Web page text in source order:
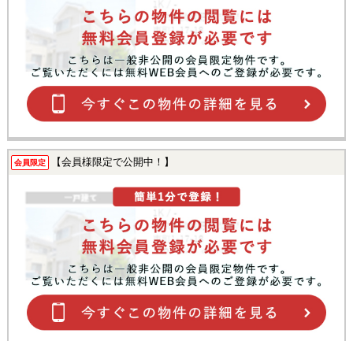
会員限定 【会員様限定で公開中！】